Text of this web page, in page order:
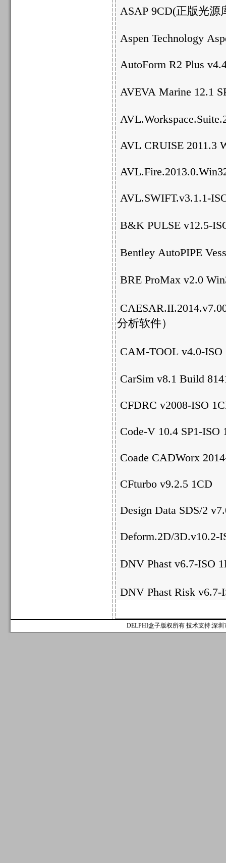
ASAP 9CD(正版光源
Aspen Technology
AutoForm R2 Plus
AVEVA Marine 12.1
AVL CRUISE 2011.3
AVL.SWIFT.v3.1.1-
B&K PULSE v12.5-
Bentley AutoPIPE
BRE ProMax v2.0
分析软件）
CAM-TOOL v4.0-
CarSim v8.1 Build
CFDRC v2008-ISO
Code-V 10.4 SP1-ISO
Coade CADWorx
CFturbo v9.2.5 1CD
Design Data SDS/2
Deform.2D/3D.v10.2-
DNV Phast v6.7-ISO
DNV Phast Risk
DELPHI盒子版权所有 技术支持:深